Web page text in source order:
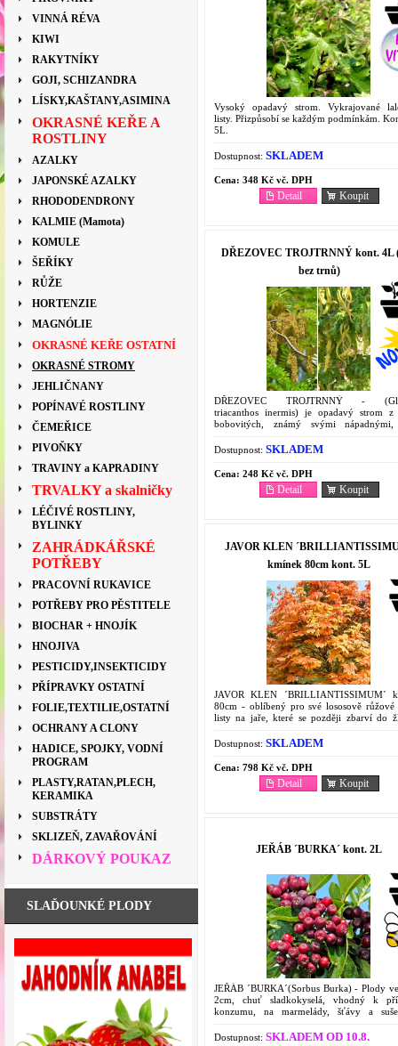
VINNÁ RÉVA
KIWI
RAKYTNÍKY
GOJI, SCHIZANDRA
LÍSKY,KAŠTANY,ASIMINA
OKRASNÉ KEŘE A
ROSTLINY
AZALKY
JAPONSKÉ AZALKY
RHODODENDRONY
KALMIE (Mamota)
KOMULE
ŠEŘÍKY
RŮŽE
HORTENZIE
MAGNÓLIE
OKRASNÉ KEŘE OSTATNÍ
OKRASNÉ STROMY
JEHLIČNANY
POPÍNAVÉ ROSTLINY
ČEMEŘICE
PIVOŇKY
TRAVINY a KAPRADINY
TRVALKY a skalničky
LÉČIVÉ ROSTLINY,
BYLINKY
ZAHRÁDKÁŘSKÉ
POTŘEBY
PRACOVNÍ RUKAVICE
POTŘEBY PRO PĚSTITELE
BIOCHAR + HNOJÍK
HNOJIVA
PESTICIDY,INSEKTICIDY
PŘÍPRAVKY OSTATNÍ
FOLIE,TEXTILIE,OSTATNÍ
OCHRANY A CLONY
HADICE, SPOJKY, VODNÍ
PROGRAM
PLASTY,RATAN,PLECH,
KERAMIKA
SUBSTRÁTY
SKLIZEŇ, ZAVAŘOVÁNÍ
DÁRKOVÝ POUKAZ
SLAĎOUNKÉ PLODY
Vysoký opadavý strom. Vykrajované
listy. Přizpůsobí se každým podmínkám.
5L.
Dostupnost: SKLADEM
Cena: 348 Kč vč. DPH
Koupit
Detail
DŘEZOVEC TROJTRNNÝ kont. 4L
bez trnů)
DŘEZOVEC TROJTRNNÝ -
triacanthos inermis) je opadavý strom z
bobovitých, známý svými nápadnými,
Pochází ze Severní Ameriky a Asie a...
Dostupnost: SKLADEM
Cena: 248 Kč vč. DPH
Koupit
Detail
JAVOR KLEN
kmínek 80cm kont. 5L
JAVOR KLEN ´BRILLIANTISSIMUM´
80cm - oblíbený pro své lososově růžové
listy na jaře, které se později zbarví do
nazelenalé...
Dostupnost: SKLADEM
Cena: 798 Kč vč. DPH
Koupit
Detail
JEŘÁB ´BURKA´ kont. 2L
JEŘÁB ´BURKA´(Sorbus Burka) - Plody
2cm, chuť sladkokyselá, vhodný k
konzumu, na marmelády, šťávy a
Dostupnost: SKLADEM OD 10.8.